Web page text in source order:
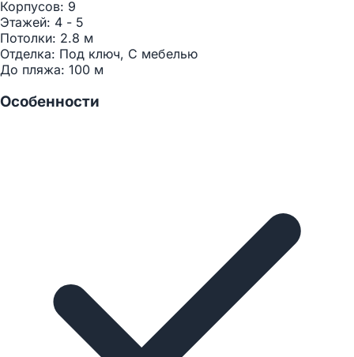
Корпусов: 9
Этажей: 4 - 5
Потолки: 2.8 м
Отделка: Под ключ, С мебелью
До пляжа: 100 м
Особенности